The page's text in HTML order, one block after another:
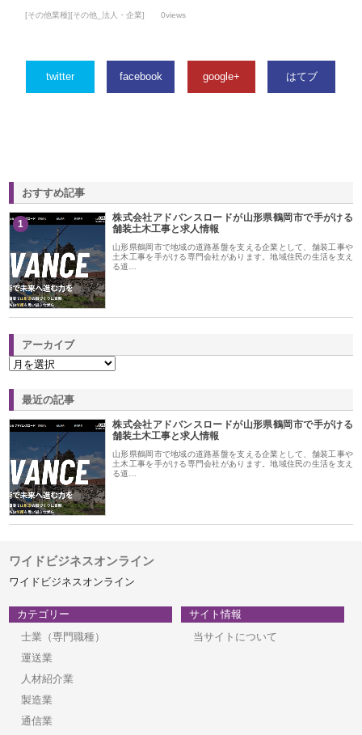
[その他業種][その他_法人・企業] 0views
twitter facebook google+ はてブ
おすすめ記事
1
株式会社アドバンスロードが山形県鶴岡市で手がける
舗装土木工事と求人情報
山形県鶴岡市で地域の道路基盤を支える企業として、舗装工事や
土木工事を手がける専門会社があります。地域住民の生活を支え
る道…
アーカイブ
最近の記事
株式会社アドバンスロードが山形県鶴岡市で手がける
舗装土木工事と求人情報
山形県鶴岡市で地域の道路基盤を支える企業として、舗装工事や
土木工事を手がける専門会社があります。地域住民の生活を支え
る道…
ワイドビジネスオンライン
ワイドビジネスオンライン
カテゴリー
士業（専門職種）
運送業
人材紹介業
製造業
通信業
サイト情報
当サイトについて